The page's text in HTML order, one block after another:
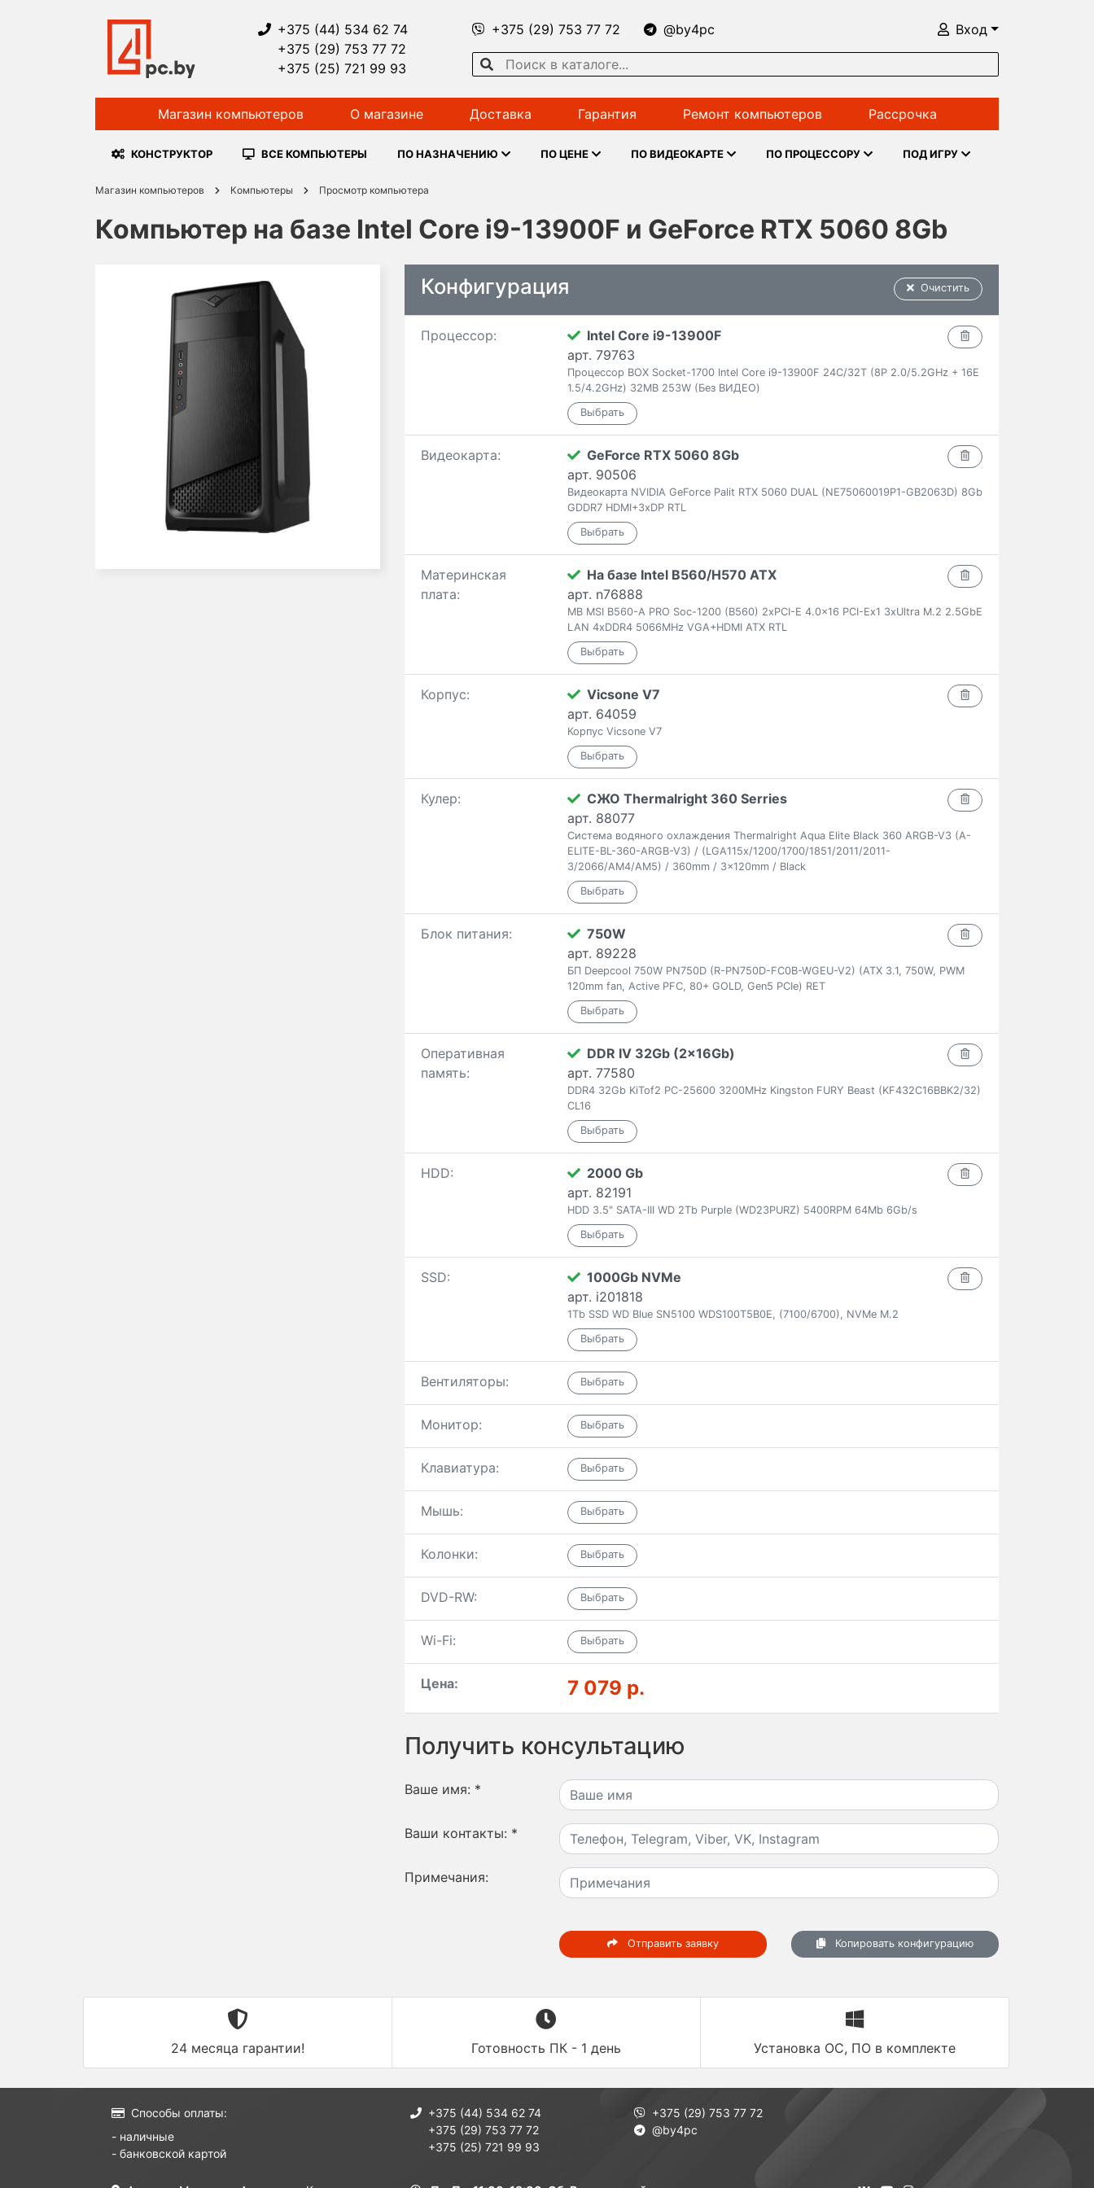
+375 (44) 534 62 74
+375 (29) 753 77 72
+375 (25) 721 99 93
+375 (29) 753 77 72 @by4pc Вход
Магазин компьютеров О магазине Доставка Гарантия Ремонт компьютеров Рассрочка
КОНСТРУКТОР ВСЕ КОМПЬЮТЕРЫ ПО НАЗНАЧЕНИЮ ПО ЦЕНЕ ПО ВИДЕОКАРТЕ ПО ПРОЦЕССОРУ ПОД ИГРУ
Магазин компьютеров Компьютеры Просмотр компьютера
Компьютер на базе Intel Core i9-13900F и GeForce RTX 5060 8Gb
Очистить
Конфигурация
Процессор:
Intel Core i9-13900F
арт. 79763
Процессор BOX Socket-1700 Intel Core i9-13900F 24C/32T (8P 2.0/5.2GHz + 16E
1.5/4.2GHz) 32MB 253W (Без ВИДЕО)
Видеокарта:
GeForce RTX 5060 8Gb
арт. 90506
Видеокарта NVIDIA GeForce Palit RTX 5060 DUAL (NE75060019P1-GB2063D) 8Gb
GDDR7 HDMI+3xDP RTL
Материнская
плата:
На базе Intel B560/H570 ATX
арт. n76888
MB MSI B560-A PRO Soc-1200 (B560) 2xPCI-E 4.0x16 PCI-Ex1 3xUltra M.2 2.5GbE
LAN 4xDDR4 5066MHz VGA+HDMI ATX RTL
Корпус:
Vicsone V7
арт. 64059
Корпус Vicsone V7
Кулер:
СЖО Thermalright 360 Serries
арт. 88077
Система водяного охлаждения Thermalright Aqua Elite Black 360 ARGB-V3 (A-
ELITE-BL-360-ARGB-V3) / (LGA115x/1200/1700/1851/2011/2011-
3/2066/AM4/AM5) / 360mm / 3x120mm / Black
Блок питания:
750W
арт. 89228
БП Deepcool 750W PN750D (R-PN750D-FC0B-WGEU-V2) (ATX 3.1, 750W, PWM
120mm fan, Active PFC, 80+ GOLD, Gen5 PCIe) RET
Оперативная
память:
DDR IV 32Gb (2x16Gb)
арт. 77580
DDR4 32Gb KiTof2 PC-25600 3200MHz Kingston FURY Beast (KF432C16BBK2/32)
CL16
HDD:
2000 Gb
арт. 82191
HDD 3.5" SATA-III WD 2Tb Purple (WD23PURZ) 5400RPM 64Mb 6Gb/s
SSD:
1000Gb NVMe
арт. i201818
1Tb SSD WD Blue SN5100 WDS100T5B0E, (7100/6700), NVMe M.2
Вентиляторы:
Монитор:
Клавиатура:
Мышь:
Колонки:
DVD-RW:
Wi-Fi:
Цена: 7 079 р.
Получить консультацию
Ваше имя: *
Ваши контакты: *
Примечания:
Отправить заявку Копировать конфигурацию
24 месяца гарантии! Готовность ПК - 1 день Установка ОС, ПО в комплекте
Способы оплаты:
- наличные
- банковской картой
+375 (44) 534 62 74
+375 (29) 753 77 72
+375 (25) 721 99 93
+375 (29) 753 77 72
@by4pc